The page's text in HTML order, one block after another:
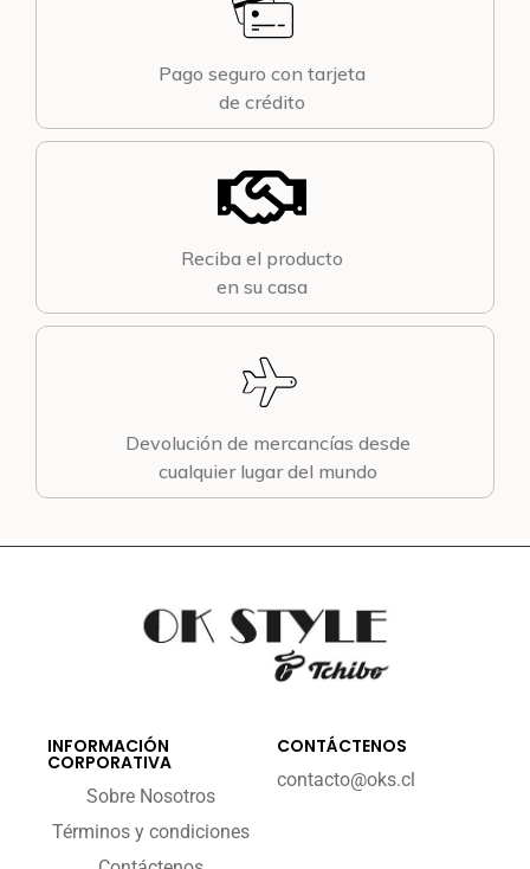
Pago seguro con tarjeta
de crédito
Reciba el producto
en su casa
Devolución de mercancías desde
cualquier lugar del mundo
INFORMACIÓN
CORPORATIVA
Sobre Nosotros
Términos y condiciones
CONTÁCTENOS
contacto@oks.cl